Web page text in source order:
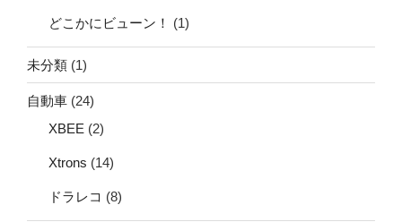
どこかにビューン！ (1)
未分類 (1)
自動車 (24)
XBEE (2)
Xtrons (14)
ドラレコ (8)